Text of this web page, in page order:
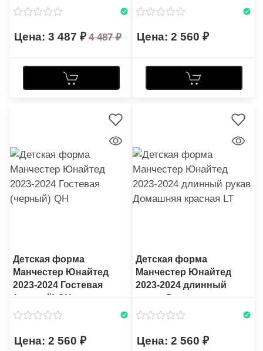
3 487 4 487 2 560
Детская форма
Манчестер Юнайтед
2023-2024 Гостевая
(черный) QH
2 560
Детская форма
Манчестер Юнайтед
2023-2024 длинный
рукав Домашняя
красная LT
2 560